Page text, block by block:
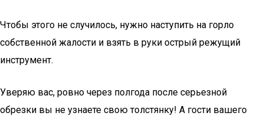
Чтобы этого не случилось, нужно наступить на горло
собственной жалости и взять в руки острый режущий
инструмент.
Уверяю вас, ровно через полгода после серьезной
обрезки вы не узнаете свою толстянку! А гости вашего